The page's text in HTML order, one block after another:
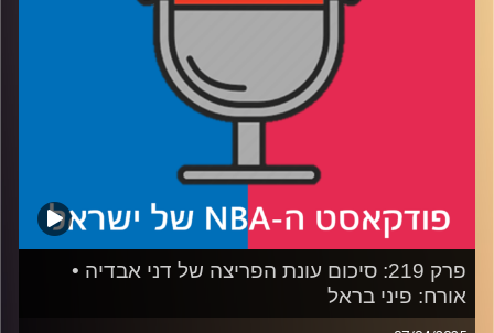
רבע 3: קייד קנינגהאם עולה על הבמה, יאניס אנטטוקומפו
רבע 4: הבדלי סגנונות נפגשים בבוסטון, והניחושים שלנו עד
עידן לוצקי
פרק 219: סיכום עונת הפריצה של דני אבדיה •
אורח: פיני בראל